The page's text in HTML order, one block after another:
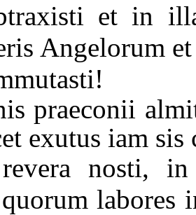
et in
Angelorum
praeconii
exutus iam
nosti, in
labores